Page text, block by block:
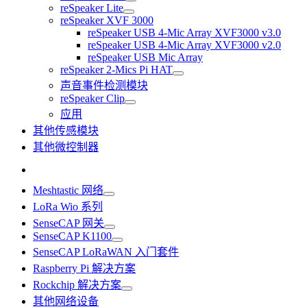
reSpeaker Lite
reSpeaker XVF 3000
reSpeaker USB 4-Mic Array XVF3000 v3.0
reSpeaker USB 4-Mic Array XVF3000 v2.0
reSpeaker USB Mic Array
reSpeaker 2-Mics Pi HAT
声音事件检测模块
reSpeaker Clip
应用
其他传感模块
其他微控制器
Meshtastic 网络
LoRa Wio 系列
SenseCAP 网关
SenseCAP K1100
SenseCAP LoRaWAN 入门套件
Raspberry Pi 解决方案
Rockchip 解决方案
其他网络设备